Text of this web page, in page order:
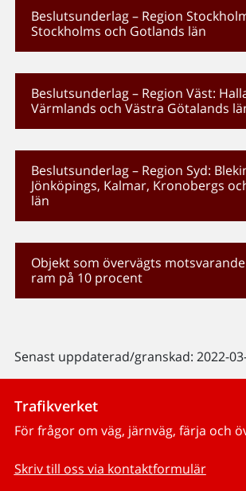
Beslutsunderlag – Region
Stockholms och Gotlands län
Beslutsunderlag – Region Väst:
Värmlands och Västra Götalands
Beslutsunderlag – Region Syd:
Jönköpings, Kalmar, Kronobergs
län
Objekt som övervägts
ram på 10 procent
Senast uppdaterad/granskad: 2022-
Trafikverket
För frågor om väg, järnväg, färja och
Skriv till oss via kontaktformulär